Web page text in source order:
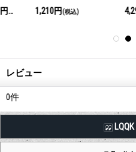
1,210円 (税込)
レビュー
0件